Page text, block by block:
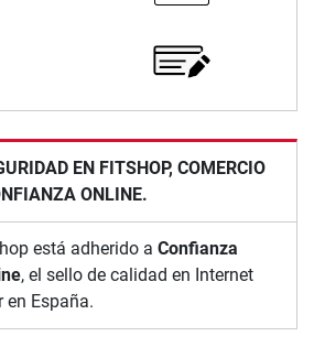
EN FITSHOP, COMERCIO
ONLINE.
está adherido a Confianza
, el sello de calidad en Internet
en España.